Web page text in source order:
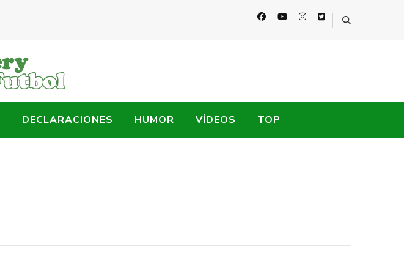
DECLARACIONES HUMOR VÍDEOS TOP